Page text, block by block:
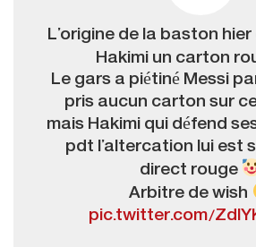
L’origine de la baston hier
Hakimi un carton
Le gars a piétiné Messi
pris aucun carton sur
mais Hakimi qui défend
pdt l’altercation lui est
direct rouge
Arbitre de wish
pic.twitter.com/